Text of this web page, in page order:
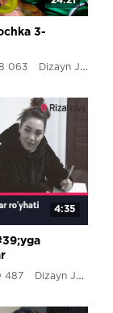
3-
063 Dizayn Jamoasi
4:35
487 Dizayn Jamoasi